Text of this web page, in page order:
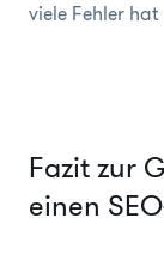
viele Fehler hat
Fazit zur
einen